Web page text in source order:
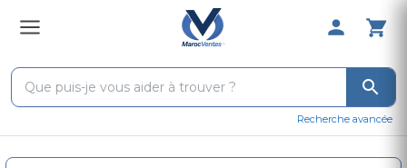
0 Produit
Recherche avancée